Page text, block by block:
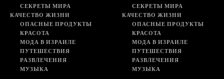
СЕКРЕТЫ МИРА
КАЧЕСТВО ЖИЗНИ
ОПАСНЫЕ ПРОДУКТЫ
КРАСОТА
МОДА В ИЗРАИЛЕ
ПУТЕШЕСТВИЯ
РАЗВЛЕЧЕНИЯ
МУЗЫКА
СЕКРЕТЫ МИРА
КАЧЕСТВО ЖИЗНИ
ОПАСНЫЕ ПРОДУКТЫ
КРАСОТА
МОДА В ИЗРАИЛЕ
ПУТЕШЕСТВИЯ
РАЗВЛЕЧЕНИЯ
МУЗЫКА